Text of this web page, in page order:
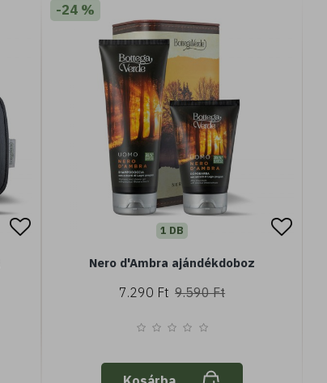
-24 %
1 DB
Nero d'Ambra ajándékdoboz
7.290 Ft 9.590 Ft